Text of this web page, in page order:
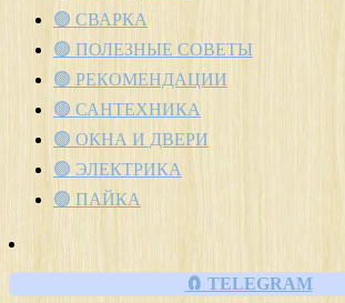
🟢 СВАРКА
🟢 ПОЛЕЗНЫЕ СОВЕТЫ
🟢 РЕКОМЕНДАЦИИ
🟢 САНТЕХНИКА
🟢 ОКНА И ДВЕРИ
🟢 ЭЛЕКТРИКА
🟢 ПАЙКА
🧲 TELEGRAM